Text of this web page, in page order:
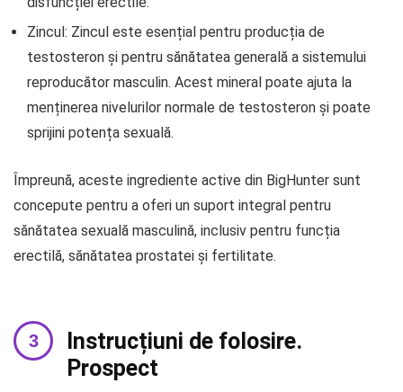
Zincul: Zincul este esențial pentru producția de
testosteron și pentru sănătatea generală a sistemului
reproducător masculin. Acest mineral poate ajuta la
menținerea nivelurilor normale de testosteron și poate
sprijini potența sexuală.
Împreună, aceste ingrediente active din BigHunter sunt
concepute pentru a oferi un suport integral pentru
sănătatea sexuală masculină, inclusiv pentru funcția
erectilă, sănătatea prostatei și fertilitate.
Instrucțiuni de folosire.
Prospect